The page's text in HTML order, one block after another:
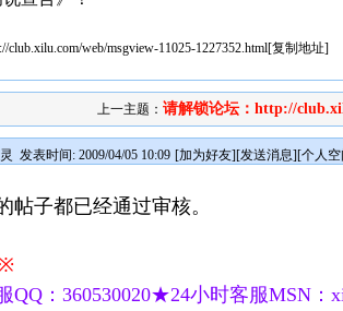
club.xilu.com/web/msgview-11025-1227352.html[复制地址]
上一主题： 请解锁论坛：http://
发表时间: 2009/04/05 10:09 [加为好友][发送消息][个人
帖子都已经通过审核。
QQ：360530020★24小时客服MSN